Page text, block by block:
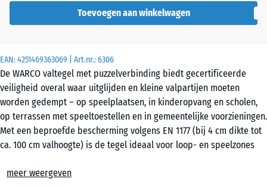
EAN:4251469363069 | Art.nr.:6306
De WARCO valtegel met puzzelverbinding biedt gecertificeerde
veiligheid overal waar uitglijden en kleine valpartijen moeten
worden gedempt – op speelplaatsen, in kinderopvang en scholen,
op terrassen met speeltoestellen en in gemeentelijke voorzieningen.
Met een beproefde bescherming volgens EN 1177 (bij 4 cm dikte tot
ca. 100 cm valhoogte) is de tegel ideaal voor loop- en speelzones
seniorenvoorzieningen, revalidatie en fitnessomgevingen is de
meer weergeven
|
0,25
50
x
50
x 2
cm
|
m²
- € 9,50
Toevoegen aan winkelwagen